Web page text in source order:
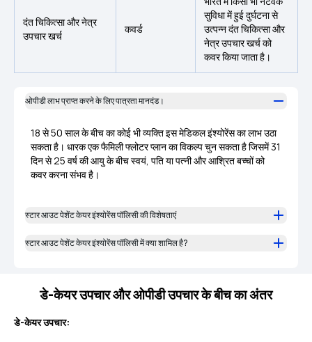
दंत चिकित्सा और नेत्र
उपचार खर्च
कवर्ड
सुविधा में हुई दुर्घटना से
उत्पन्न दंत चिकित्सा और
नेत्र उपचार खर्च को
कवर किया जाता है।
ओपीडी लाभ प्राप्त करने के लिए पात्रता मानदंड।
18 से 50 साल के बीच का कोई भी व्यक्ति इस मेडिकल इंश्योरेंस का लाभ उठा
सकता है। धारक एक फैमिली फ्लोटर प्लान का विकल्प चुन सकता है जिसमें 31
दिन से 25 वर्ष की आयु के बीच स्वयं, पति या पत्नी और आश्रित बच्चों को
कवर करना संभव है।
स्टार आउट पेशेंट केयर इंश्योरेंस पॉलिसी की विशेषताएं
स्टार आउट पेशेंट केयर इंश्योरेंस पॉलिसी में क्या शामिल है?
डे-केयर उपचार और ओपीडी उपचार के बीच का अंतर
डे-केयर उपचार: